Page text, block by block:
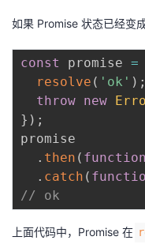
如果 Promise 状态已经变
const promise =
resolve ( 'ok' ) ;
throw new
} ) ;
promise
. then ( function
. catch (
// ok
上面代码中，Promise 在